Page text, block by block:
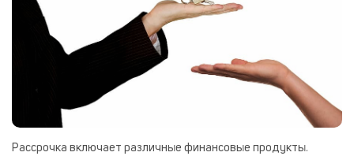
Рассрочка включает различные финансовые продукты.